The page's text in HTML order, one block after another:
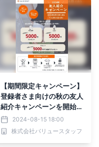
【期間限定キャンペーン】
登録者さま向けの秋の友人
紹介キャンペーンを開始い
たしました！
2024-08-15 18:00
株式会社バリュースタッフ